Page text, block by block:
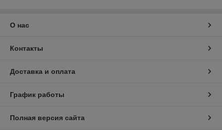
О нас
Контакты
Доставка и оплата
График работы
Полная версия сайта